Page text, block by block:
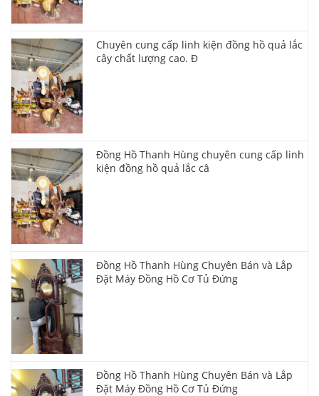
Chuyên cung cấp linh kiện đồng hồ quả lắc
cây chất lượng cao. Đ
Đồng Hồ Thanh Hùng chuyên cung cấp linh
kiện đồng hồ quả lắc câ
Đồng Hồ Thanh Hùng Chuyên Bán và Lắp
Đặt Máy Đồng Hồ Cơ Tủ Đứng
Đồng Hồ Thanh Hùng Chuyên Bán và Lắp
Đặt Máy Đồng Hồ Cơ Tủ Đứng